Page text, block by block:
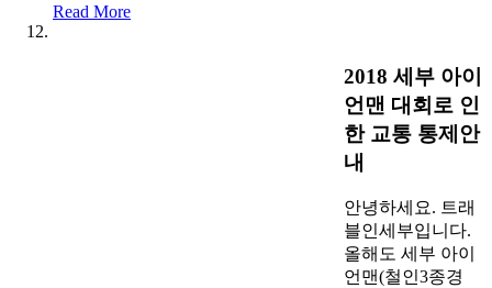
Read More
2018 세부 아이
언맨 대회로 인
한 교통 통제안
내
안녕하세요. 트래
블인세부입니다.
올해도 세부 아이
언맨(철인3종경